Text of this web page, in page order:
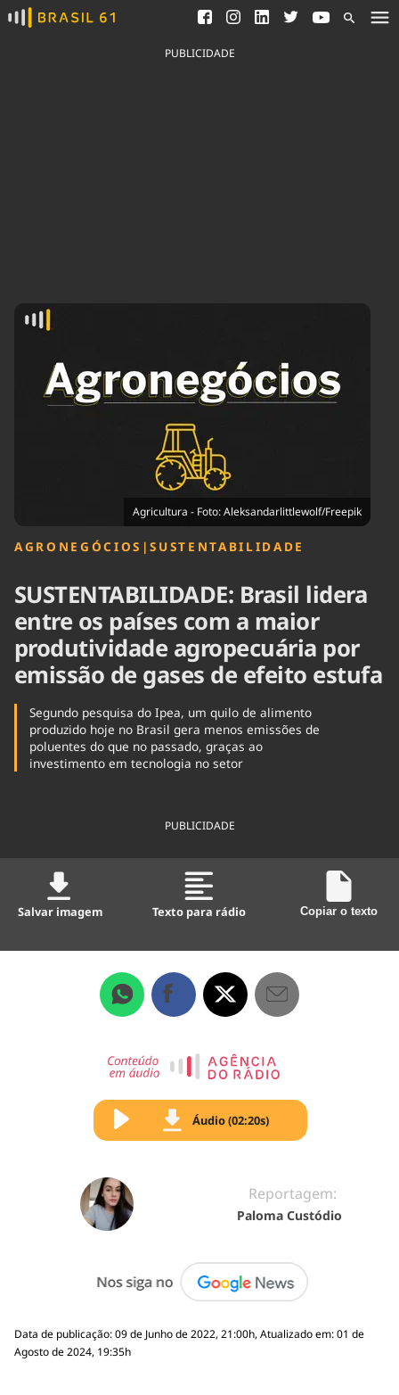
Ver todas as notícias
Saneamento
Indicadores
Agronegócios
Brasil Mineral
Ciência &
Tecnologia
Economia
Educação
Infraestrutura
Internacional
Política
Saúde
Tempo
PUBLICIDADE
Agricultura - Foto: Aleksandarlittlewolf/Freepik
AGRONEGÓCIOS |SUSTENTABILIDADE
SUSTENTABILIDADE: Brasil lidera
entre os países com a maior
produtividade agropecuária por
emissão de gases de efeito estufa
Segundo pesquisa do Ipea, um quilo de alimento
produzido hoje no Brasil gera menos emissões de
poluentes do que no passado, graças ao
investimento em tecnologia no setor
PUBLICIDADE
Salvar imagem Texto para rádio Copiar o texto
Áudio (02:20s)
Reportagem:
Paloma Custódio
Data de publicação: 09 de Junho de 2022, 21:00h, Atualizado em: 01 de
Agosto de 2024, 19:35h